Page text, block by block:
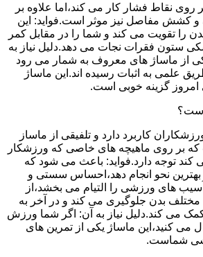
روی نقاط فشار کار می کند،اما علاوه بر
کشش مفاصل نیز موثر است.فواید: این
را تقویت می کند و شما را در مقابل کمر
ستون فقرات نجات می دهد.دلیل نیاز به
از ماساژ های معروف به شمار می رود
علمی به اثبات رسیده اند.این ماساژ
گزینه خوبی است.
کاربرد دارد و تلفیقی از ماساز
بر روی ماهیچه های خاصی که ورزشکار
کند توجه دارد.فواید: باعث می شود که
بهترین نحو انجام دهد،احساس سستی و
های ورزشی را التیام می بخشد،از
بدن جلوگیری می کند و در آخر به
کمک می کند.دلیل نیاز به آن: اگر شما ورزش
می کنید،این ماساژ یکی از تمرین های
شماست.